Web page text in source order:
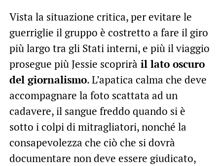
Vista la situazione critica, per evitare le
guerriglie il gruppo è costretto a fare il giro
più largo tra gli Stati interni, e più il viaggio
prosegue più Jessie scoprirà il lato oscuro
del giornalismo. L’apatica calma che deve
accompagnare la foto scattata ad un
cadavere, il sangue freddo quando si è
sotto i colpi di mitragliatori, nonché la
consapevolezza che ciò che si dovrà
documentare non deve essere giudicato,